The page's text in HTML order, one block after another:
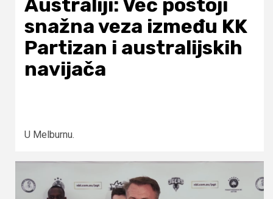
Australiji: Već postoji
snažna veza između KK
Partizan i australijskih
navijača
U Melburnu.